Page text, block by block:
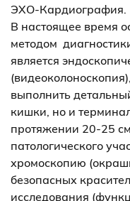
ЭХО-Кардиография.
В настоящее время
методом
является
выполнить
кишки, но и
протяжении 20-25
патологического
хромоскопию
безопасных
исследования